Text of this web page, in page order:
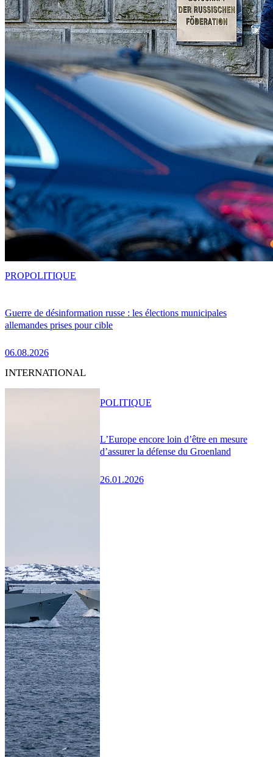
Guerre de désinformation russe : les élections municipales
allemandes prises pour cible
06.08.2026
PROPOLITIQUE
INTERNATIONAL
L’Europe encore loin d’être en mesure
d’assurer la défense du Groenland
26.01.2026
POLITIQUE